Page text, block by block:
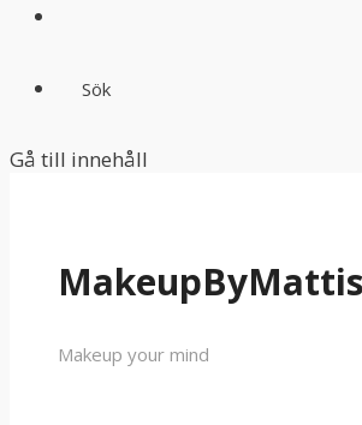
Sök
Gå till innehåll
MakeupByMattis
Makeup your mind